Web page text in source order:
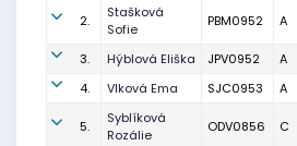
2.
Stašková
Sofie
PBM0952 A
3. Hýblová Eliška JPV0952 A
4.
Vlková Ema SJC0953 A
5.
Syblíková
Rozálie
ODV0856 C